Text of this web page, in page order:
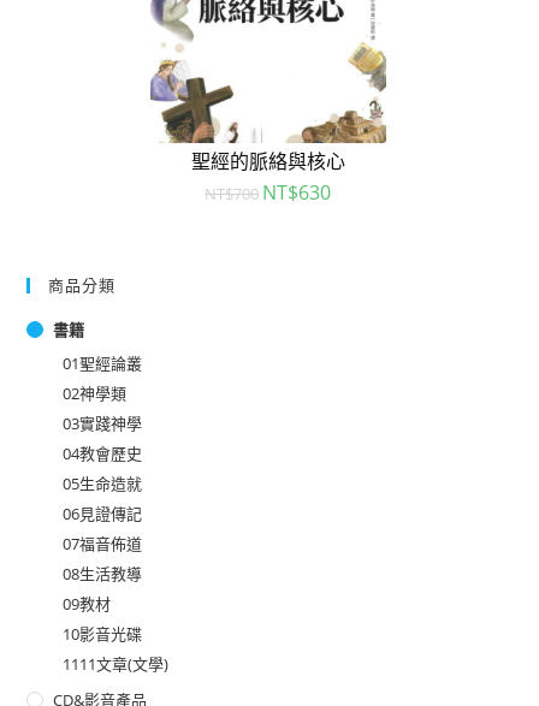
聖經的脈絡與核心
NT$700 NT$630
商品分類
書籍
01聖經論叢
02神學類
03實踐神學
04教會歷史
05生命造就
06見證傳記
07福音佈道
08生活教導
09教材
10影音光碟
1111文章(文學)
CD&影音產品